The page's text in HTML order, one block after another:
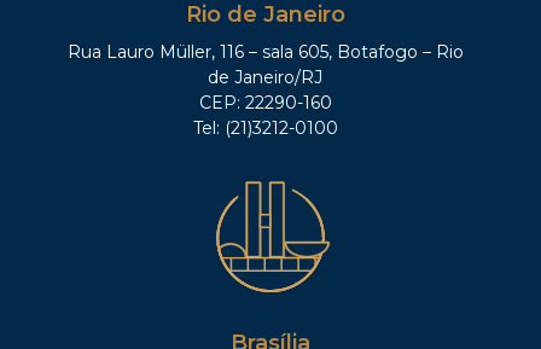
Rio de Janeiro
Rua Lauro Müller, 116 – sala 605, Botafogo – Rio
de Janeiro/RJ
CEP: 22290-160
Tel: (21)3212-0100
Brasília